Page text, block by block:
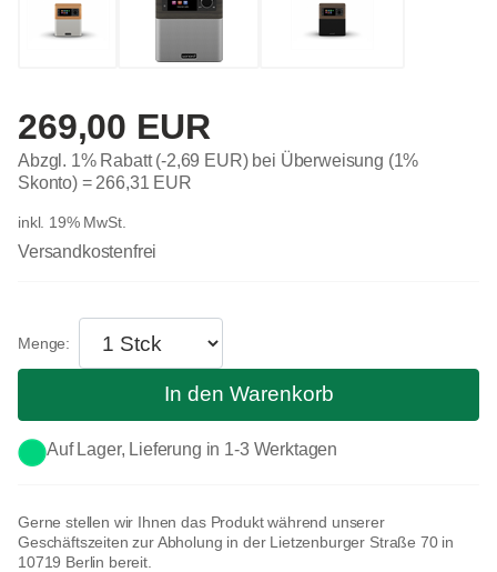
269,00 EUR
Abzgl. 1% Rabatt (-2,69 EUR) bei Überweisung (1%
Skonto) = 266,31 EUR
inkl. 19% MwSt.
Versandkostenfrei
Gerne stellen wir Ihnen das Produkt während unserer
Geschäftszeiten zur Abholung in der Lietzenburger Straße 70 in
10719 Berlin bereit.
Auf Lager, Lieferung in 1-3 Werktagen
In den Warenkorb